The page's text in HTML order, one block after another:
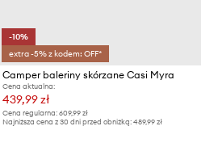
-10%
extra -5% z kodem: OFF*
Camper baleriny skórzane Casi Myra
Cena aktualna:
439,99 zł
Cena regularna: 609,99 zł
Najniższa cena z 30 dni przed obniżką: 489,99 zł